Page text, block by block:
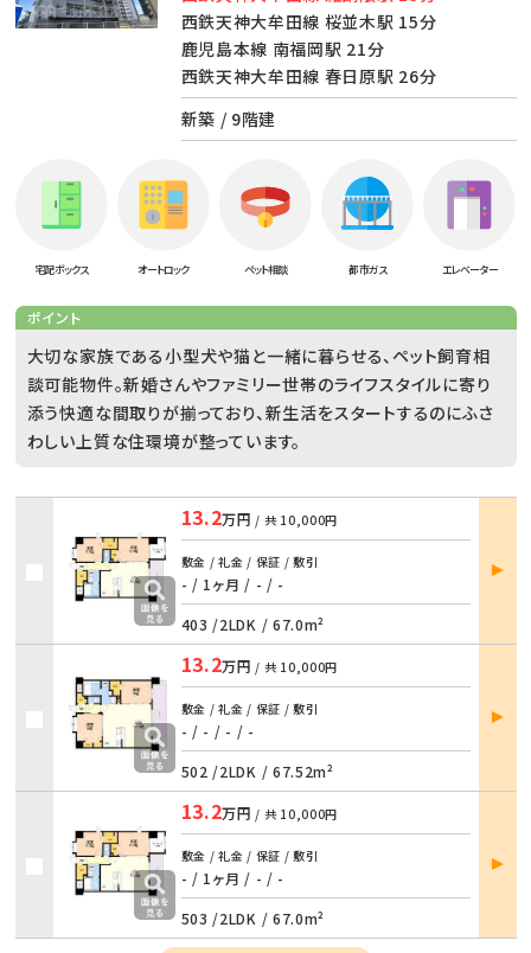
西鉄天神大牟田線 桜並木駅 15分
鹿児島本線 南福岡駅 21分
西鉄天神大牟田線 春日原駅 26分
新築 / 9階建
宅配ボックス オートロック ペット相談 都市ガス エレベーター
ポイント
大切な家族である小型犬や猫と一緒に暮らせる、ペット飼育相
談可能物件。新婚さんやファミリー世帯のライフスタイルに寄り
添う快適な間取りが揃っており、新生活をスタートするのにふさ
わしい上質な住環境が整っています。
13.2万円 / 共 10,000円
敷金 / 礼金 / 保証 / 敷引
- / 1ヶ月 / - / -
403 /2LDK / 67.0m²
部屋
詳細
13.2万円 / 共 10,000円
敷金 / 礼金 / 保証 / 敷引
- / - / - / -
502 /2LDK / 67.52m²
部屋
詳細
13.2万円 / 共 10,000円
敷金 / 礼金 / 保証 / 敷引
- / 1ヶ月 / - / -
503 /2LDK / 67.0m²
部屋
詳細